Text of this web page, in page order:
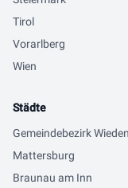
Tirol
Vorarlberg
Wien
Städte
Gemeindebezirk Wieden
Mattersburg
Braunau am Inn